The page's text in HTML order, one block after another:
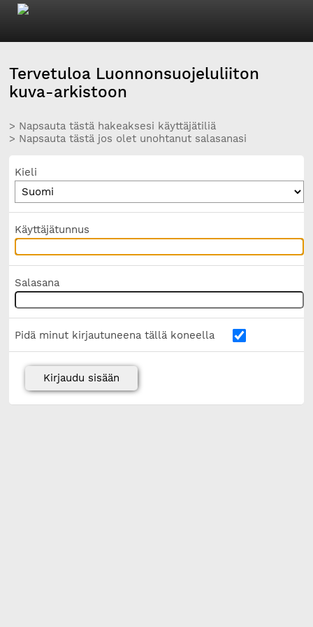
Tervetuloa Luonnonsuojeluliiton
kuva-arkistoon
> Napsauta tästä hakeaksesi käyttäjätiliä
> Napsauta tästä jos olet unohtanut salasanasi
Kieli
Käyttäjätunnus
Salasana
Pidä minut kirjautuneena tällä koneella